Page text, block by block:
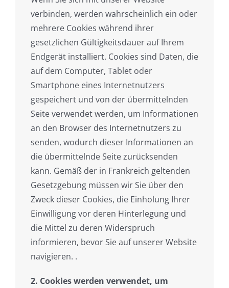
verbinden, werden wahrscheinlich ein oder
mehrere Cookies während ihrer
gesetzlichen Gültigkeitsdauer auf Ihrem
Endgerät installiert. Cookies sind Daten, die
auf dem Computer, Tablet oder
Smartphone eines Internetnutzers
gespeichert und von der übermittelnden
Seite verwendet werden, um Informationen
an den Browser des Internetnutzers zu
senden, wodurch dieser Informationen an
die übermittelnde Seite zurücksenden
kann. Gemäß der in Frankreich geltenden
Gesetzgebung müssen wir Sie über den
Zweck dieser Cookies, die Einholung Ihrer
Einwilligung vor deren Hinterlegung und
die Mittel zu deren Widerspruch
informieren, bevor Sie auf unserer Website
navigieren. .
2. Cookies werden verwendet, um